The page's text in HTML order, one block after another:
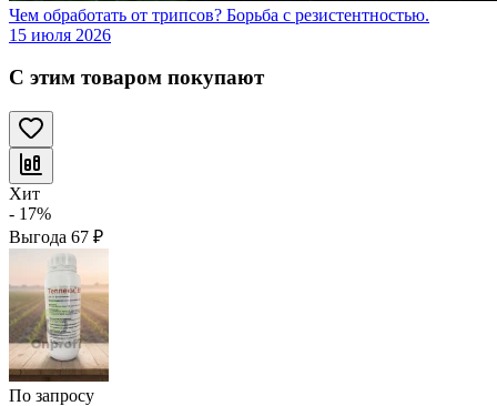
Чем обработать от трипсов? Борьба с резистентностью.
15 июля 2026
С этим товаром покупают
Хит
- 17%
Выгода 67 ₽
По запросу